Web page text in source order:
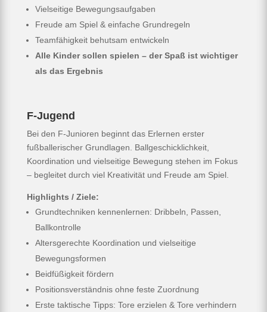
Vielseitige Bewegungsaufgaben
Freude am Spiel & einfache Grundregeln
Teamfähigkeit behutsam entwickeln
Alle Kinder sollen spielen – der Spaß ist wichtiger
als das Ergebnis
F-Jugend
Bei den F-Junioren beginnt das Erlernen erster
fußballerischer Grundlagen. Ballgeschicklichkeit,
Koordination und vielseitige Bewegung stehen im Fokus
– begleitet durch viel Kreativität und Freude am Spiel.
Highlights / Ziele:
Grundtechniken kennenlernen: Dribbeln, Passen,
Ballkontrolle
Altersgerechte Koordination und vielseitige
Bewegungsformen
Beidfüßigkeit fördern
Positionsverständnis ohne feste Zuordnung
Erste taktische Tipps: Tore erzielen & Tore verhindern